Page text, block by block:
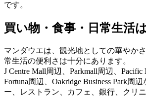
です。
買い物・食事・日常生活
マンダウエは、観光地としての華やか
常生活の便利さは十分にあります。
J Centre Mall周辺、Parkmall周辺、
Fortuna周辺、Oakridge Business Park周
ー、レストラン、カフェ、銀行、クリ